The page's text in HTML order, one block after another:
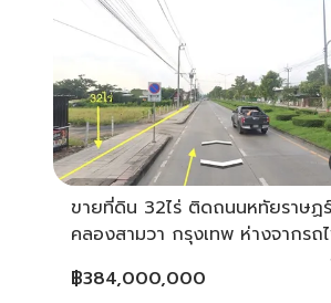
ขายที่ดิน 32ไร่ ติดถนนหทัยราษฏร์
คลองสามวา กรุงเทพ ห่างจากรถ
สายสีชมพู,ตลาดมีนบุรี ประมาณ
หน้ากว้าง 80เมตร ลึก 670เมตร
฿384,000,000